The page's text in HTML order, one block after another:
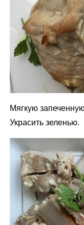
Мягкую
Украсить зеленью.